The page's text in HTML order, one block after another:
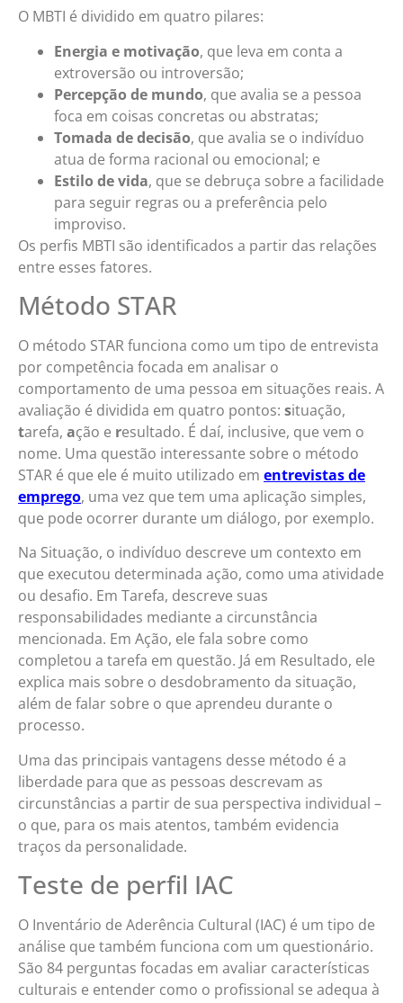
O MBTI é dividido em quatro pilares:
Energia e motivação, que leva em conta a
extroversão ou introversão;
Percepção de mundo, que avalia se a pessoa
foca em coisas concretas ou abstratas;
Tomada de decisão, que avalia se o indivíduo
atua de forma racional ou emocional; e
Estilo de vida, que se debruça sobre a facilidade
para seguir regras ou a preferência pelo
improviso.
Os perfis MBTI são identificados a partir das relações
entre esses fatores.
Método STAR
O método STAR funciona como um tipo de entrevista
por competência focada em analisar o
comportamento de uma pessoa em situações reais. A
avaliação é dividida em quatro pontos: situação,
tarefa, ação e resultado. É daí, inclusive, que vem o
nome. Uma questão interessante sobre o método
STAR é que ele é muito utilizado em entrevistas de
emprego, uma vez que tem uma aplicação simples,
que pode ocorrer durante um diálogo, por exemplo.
Na Situação, o indivíduo descreve um contexto em
que executou determinada ação, como uma atividade
ou desafio. Em Tarefa, descreve suas
responsabilidades mediante a circunstância
mencionada. Em Ação, ele fala sobre como
completou a tarefa em questão. Já em Resultado, ele
explica mais sobre o desdobramento da situação,
além de falar sobre o que aprendeu durante o
processo.
Uma das principais vantagens desse método é a
liberdade para que as pessoas descrevam as
circunstâncias a partir de sua perspectiva individual –
o que, para os mais atentos, também evidencia
traços da personalidade.
Teste de perfil IAC
O Inventário de Aderência Cultural (IAC) é um tipo de
análise que também funciona com um questionário.
São 84 perguntas focadas em avaliar características
culturais e entender como o profissional se adequa à